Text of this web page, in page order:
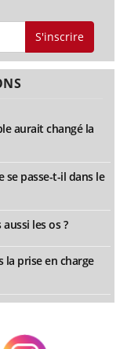
S'inscrire
aurait changé la
se passe-t-il dans le
les os ?
la prise en charge